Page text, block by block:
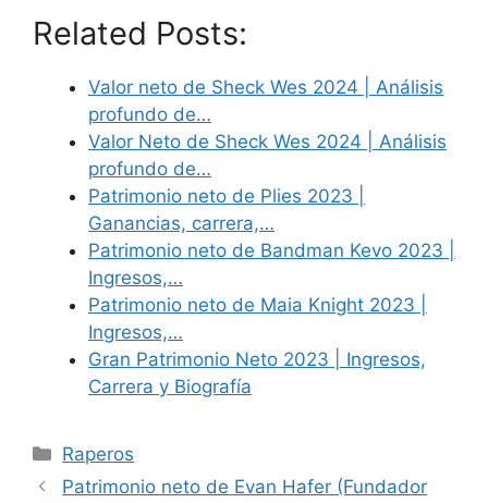
Related Posts:
Valor neto de Sheck Wes 2024 | Análisis
profundo de…
Valor Neto de Sheck Wes 2024 | Análisis
profundo de…
Patrimonio neto de Plies 2023 |
Ganancias, carrera,…
Patrimonio neto de Bandman Kevo 2023 |
Ingresos,…
Patrimonio neto de Maia Knight 2023 |
Ingresos,…
Gran Patrimonio Neto 2023 | Ingresos,
Carrera y Biografía
Categories
Raperos
Patrimonio neto de Evan Hafer (Fundador